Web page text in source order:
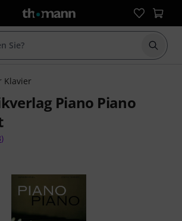
Suche
Klavier
Piano Piano
von 5 Sternen aus 13 Kundenbewertungen
)